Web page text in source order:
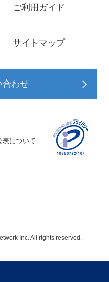
ご利用ガイド
サイトマップ
合わせ
表について
Inc. All rights reserved.